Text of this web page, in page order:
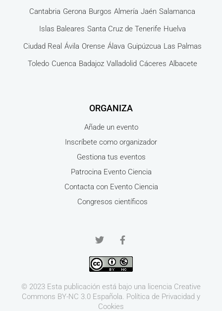
Cantabria Gerona Burgos Almería Jaén Salamanca
Islas Baleares Santa Cruz de Tenerife Huelva
Ciudad Real Ávila Orense Álava Guipúzcua Las Palmas
Toledo Cuenca Badajoz Valladolid Cáceres Albacete
ORGANIZA
Añade un evento
Inscríbete como organizador
Gestiona tus eventos
Patrocina Evento Ciencia
Contacta con Evento Ciencia
Congresos científicos
© 2023 Esta publicación está bajo una licencia Creative
Commons BY-NC 3.0 Española. Política de Privacidad y
Cookies